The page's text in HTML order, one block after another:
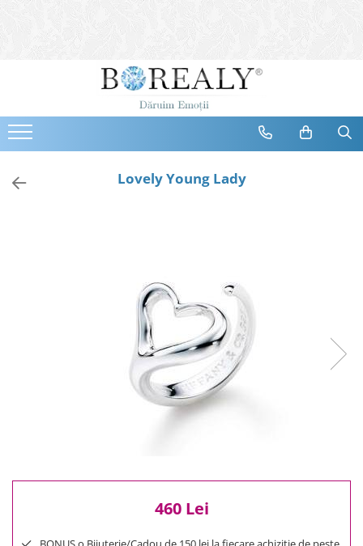
Bijuterii
Cercei
Bratari
Coliere
Pret
Lovely Young Lady
460 Lei